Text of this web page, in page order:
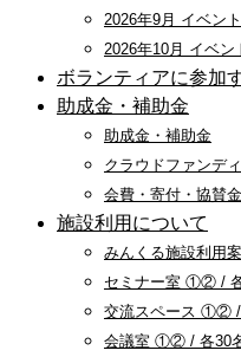
2026年9月 イベン
2026年10月 イベン
ボランティアに参加
助成金・補助金
助成金・補助金
クラウドファンデ
会費・寄付・協賛金
施設利用について
みんくる施設利用
セミナー室 ①② /
交流スペース ①② /
会議室 ①② / 各30